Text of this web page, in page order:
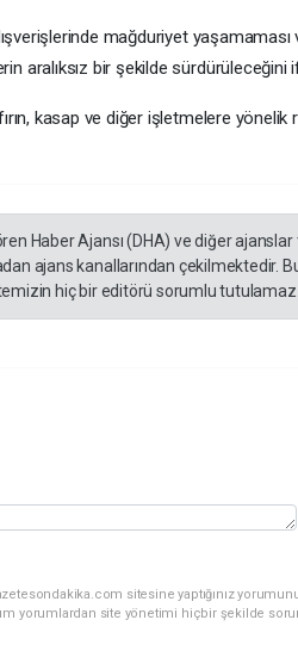
mağduriyet yaşamaması
aralıksız bir şekilde sürdürüleceğini
kasap ve diğer işletmelere
Haber Ajansı (DHA) ve diğer
ajans kanallarından çekilmektedir.
hiç bir editörü sorumlu
sitesine yaptığınız
yorumlardan site yönetimi hiçbir şekilde